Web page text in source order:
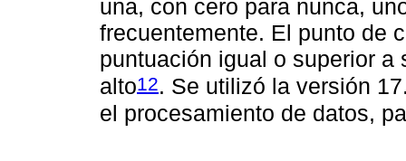
una, con cero para nunca,
frecuentemente. El punto de
puntuación igual o superior
alto12. Se utilizó la versión
el procesamiento de datos,